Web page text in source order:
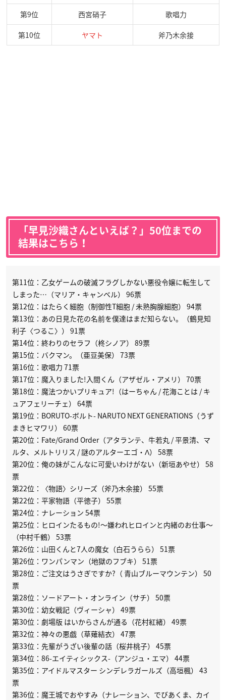
第9位 西宮硝子 歌唱力
第10位 ヤマト 斧乃木余接
「早見沙織さんといえば？」50位までの
結果はこちら！
第11位：乙女ゲームの破滅フラグしかない悪役令嬢に転生して
しまった…（マリア・キャンベル） 96票
第12位：はたらく細胞（制御性T細胞 / 未熟胸腺細胞） 94票
第13位：あの日見た花の名前を僕達はまだ知らない。（鶴見知
利子〈つるこ〉） 91票
第14位：終わりのセラフ（柊シノア） 89票
第15位：バクマン。（亜豆美保） 73票
第16位：歌唱力 71票
第17位：魔入りました!入間くん（アザゼル・アメリ） 70票
第18位：魔法つかいプリキュア!（はーちゃん / 花海ことは / キ
ュアフェリーチェ） 64票
第19位：BORUTO-ボルト- NARUTO NEXT GENERATIONS（うず
まきヒマワリ） 60票
第20位：Fate/Grand Order（アタランテ、牛若丸 / 平景清、マ
ルタ、メルトリリス / 謎のアルターエゴ・Λ） 58票
第20位：俺の妹がこんなに可愛いわけがない（新垣あやせ） 58
票
第22位：〈物語〉シリーズ（斧乃木余接） 55票
第22位：平家物語（平徳子） 55票
第24位：ナレーション 54票
第25位：ヒロインたるもの!〜嫌われヒロインと内緒のお仕事〜
（中村千鶴） 53票
第26位：山田くんと7人の魔女（白石うらら） 51票
第26位：ワンパンマン（地獄のフブキ） 51票
第28位：ご注文はうさぎですか?（ 青山ブルーマウンテン） 50
票
第28位：ソードアート・オンライン（サチ） 50票
第30位：幼女戦記（ヴィーシャ） 49票
第30位：劇場版 はいからさんが通る（花村紅緒） 49票
第32位：神々の悪戯（草薙結衣） 47票
第33位：先輩がうざい後輩の話（桜井桃子） 45票
第34位：86-エイティシックス-（アンジュ・エマ） 44票
第35位：アイドルマスター シンデレラガールズ（高垣楓） 43
票
第36位：魔王城でおやすみ（ナレーション、でびあくま、カイ